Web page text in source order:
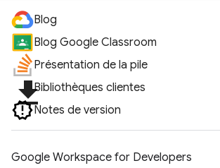
Blog
Blog Google Classroom
Présentation de la pile
file_downloadBibliothèques clientes
Notes de version
Google Workspace for Developers